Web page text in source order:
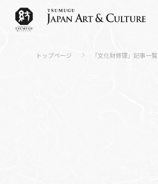
トップページ 「文化財修理」記事一覧